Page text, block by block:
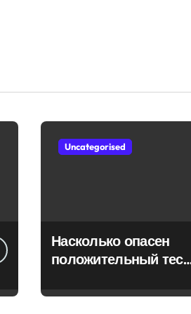
Uncategorised
Насколько опасен
положительный тест